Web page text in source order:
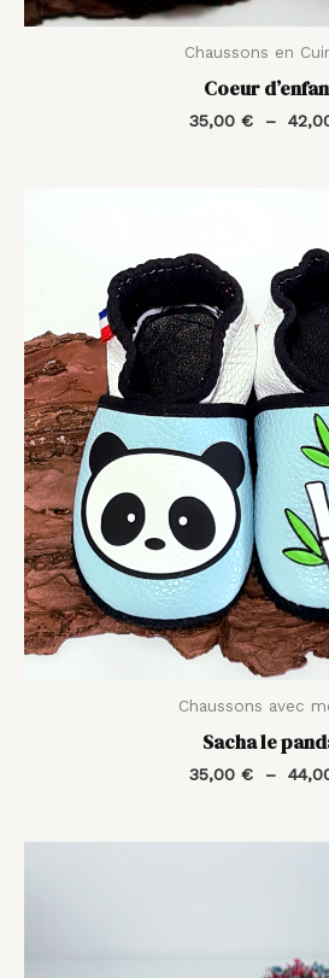
Chaussons en Cuir
Coeur
35,00 € –
Chaussons avec
Sacha le
35,00 € –